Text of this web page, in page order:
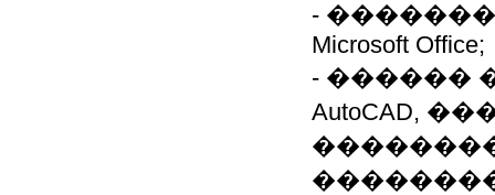
-
Microsoft Office;
- ������
AutoCAD,